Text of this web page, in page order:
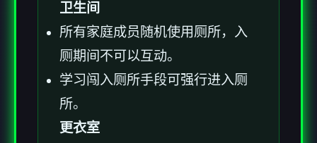
卫生间
所有家庭成员随机使用厕所，入
厕期间不可以互动。
学习闯入厕所手段可强行进入厕
所。
更衣室